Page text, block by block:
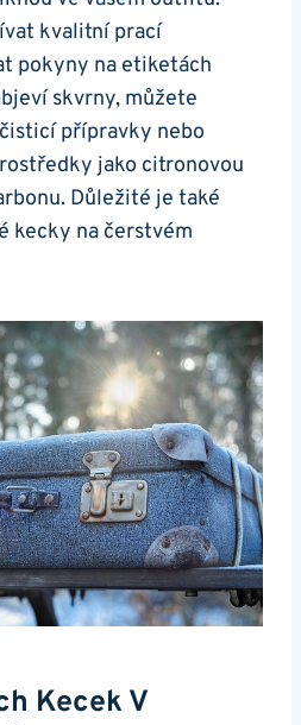
kvalitní ‍prací
pokyny na etiketách
skvrny, můžete
přípravky nebo
⁤jako citronovou
Důležité je také
kecky na čerstvém
‌kecek V